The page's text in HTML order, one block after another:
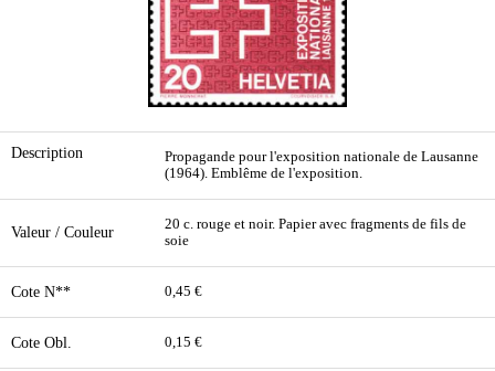
Description
Propagande pour l'exposition nationale de Lausanne
(1964). Emblême de l'exposition.
Valeur / Couleur
20 c. rouge et noir. Papier avec fragments de fils de
soie
Cote N** 0,45 €
Cote Obl. 0,15 €